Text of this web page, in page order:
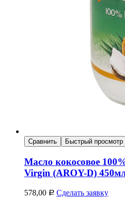
Сравнить Быстрый просмотр
Масло кокосовое
Virgin (AROY-D)
578,00 Р Сделать заявку